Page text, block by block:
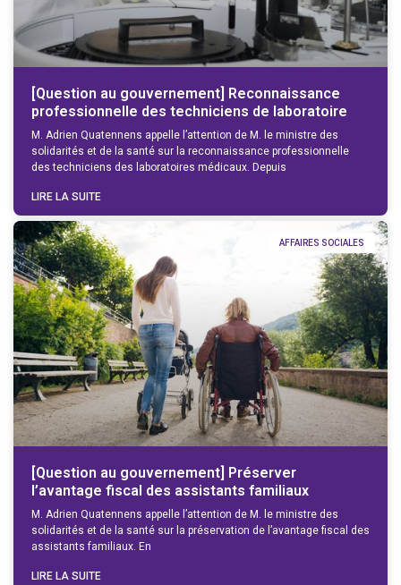
[Question au gouvernement] Reconnaissance
professionnelle des techniciens de laboratoire
M. Adrien Quatennens appelle l’attention de M. le ministre des
solidarités et de la santé sur la reconnaissance professionnelle
des techniciens des laboratoires médicaux. Depuis
LIRE LA SUITE
AFFAIRES SOCIALES
[Question au gouvernement] Préserver
l’avantage fiscal des assistants familiaux
M. Adrien Quatennens appelle l’attention de M. le ministre des
solidarités et de la santé sur la préservation de l’avantage fiscal des
assistants familiaux. En
LIRE LA SUITE